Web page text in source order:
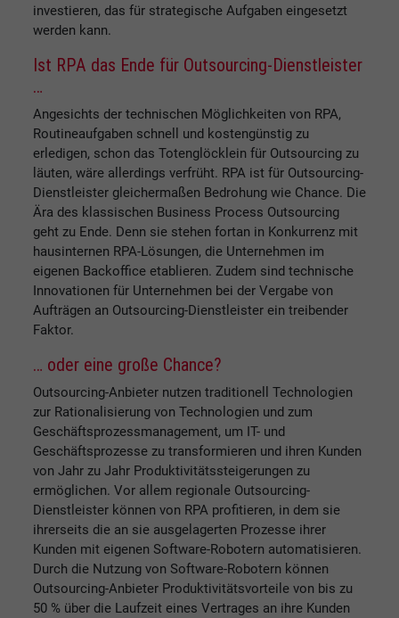
investieren, das für strategische Aufgaben eingesetzt
werden kann.
Ist RPA das Ende für Outsourcing-Dienstleister
…
Angesichts der technischen Möglichkeiten von RPA,
Routineaufgaben schnell und kostengünstig zu
erledigen, schon das Totenglöcklein für Outsourcing zu
läuten, wäre allerdings verfrüht. RPA ist für Outsourcing-
Dienstleister gleichermaßen Bedrohung wie Chance. Die
Ära des klassischen Business Process Outsourcing
geht zu Ende. Denn sie stehen fortan in Konkurrenz mit
hausinternen RPA-Lösungen, die Unternehmen im
eigenen Backoffice etablieren. Zudem sind technische
Innovationen für Unternehmen bei der Vergabe von
Aufträgen an Outsourcing-Dienstleister ein treibender
Faktor.
… oder eine große Chance?
Outsourcing-Anbieter nutzen traditionell Technologien
zur Rationalisierung von Technologien und zum
Geschäftsprozessmanagement, um IT- und
Geschäftsprozesse zu transformieren und ihren Kunden
von Jahr zu Jahr Produktivitätssteigerungen zu
ermöglichen. Vor allem regionale Outsourcing-
Dienstleister können von RPA profitieren, in dem sie
ihrerseits die an sie ausgelagerten Prozesse ihrer
Kunden mit eigenen Software-Robotern automatisieren.
Durch die Nutzung von Software-Robotern können
Outsourcing-Anbieter Produktivitätsvorteile von bis zu
50 % über die Laufzeit eines Vertrages an ihre Kunden